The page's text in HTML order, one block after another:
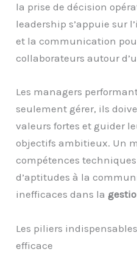
la prise de décision
leadership s’appuie sur
et la communication
collaborateurs autour
Les managers
seulement gérer, ils
valeurs fortes et guider
objectifs ambitieux. Un
compétences
d’aptitudes à la
inefficaces dans la
Les piliers
efficace